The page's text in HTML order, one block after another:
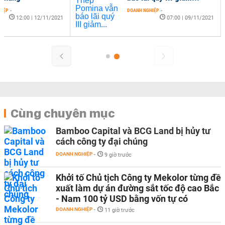
-
12:00 | 12/11/2021
DOANH NGHIỆP -
07:00 | 09/11/2021
Cùng chuyên mục
Bamboo Capital và BCG Land bị hủy tư
cách công ty đại chúng
DOANH NGHIỆP - 9 giờ trước
Khởi tố Chủ tịch Công ty Mekolor từng đề
xuất làm dự án đường sắt tốc độ cao Bắc
- Nam 100 tỷ USD bằng vốn tự có
DOANH NGHIỆP - 11 giờ trước